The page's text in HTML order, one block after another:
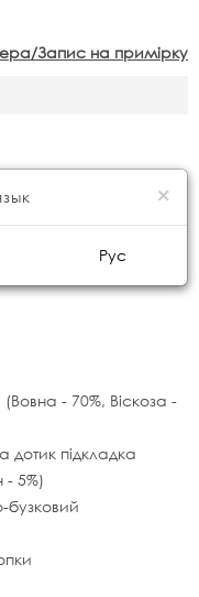
Запис на примірку
- 70%, Віскоза -
підкладка
- 5%)
бузковий
×
Рус